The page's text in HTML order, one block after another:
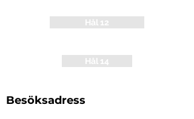
Hål 12
Hål 14
Besöksadress